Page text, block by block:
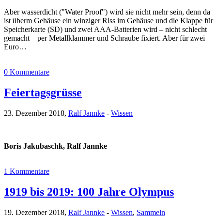
Aber wasserdicht ("Water Proof") wird sie nicht mehr sein, denn da
ist überm Gehäuse ein winziger Riss im Gehäuse und die Klappe für
Speicherkarte (SD) und zwei AAA-Batterien wird – nicht schlecht
gemacht – per Metallklammer und Schraube fixiert. Aber für zwei
Euro…
0 Kommentare
Feiertagsgrüsse
23. Dezember 2018, Ralf Jannke - Wissen
Boris Jakubaschk, Ralf Jannke
1 Kommentare
1919 bis 2019: 100 Jahre Olympus
19. Dezember 2018, Ralf Jannke - Wissen, Sammeln